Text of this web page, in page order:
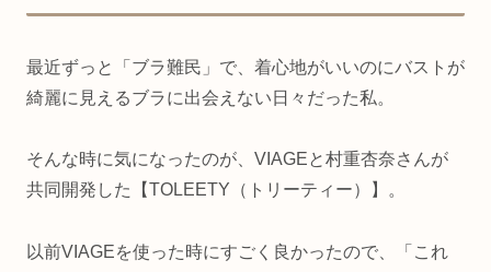
最近ずっと「ブラ難民」で、着心地がいいのにバストが
綺麗に見えるブラに出会えない日々だった私。
そんな時に気になったのが、VIAGEと村重杏奈さんが
共同開発した【TOLEETY（トリーティー）】。
以前VIAGEを使った時にすごく良かったので、「これ